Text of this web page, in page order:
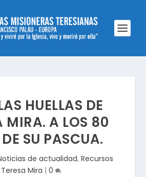
HUELLAS DE
MIRA. A LOS 80
SU PASCUA.
de actualidad, Recursos
Teresa Mira | 0